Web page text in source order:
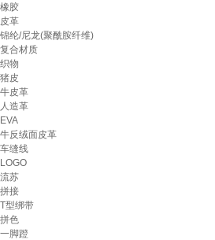
橡胶
皮革
锦纶/尼龙(聚酰胺纤维)
复合材质
织物
猪皮
牛皮革
人造革
EVA
牛反绒面皮革
车缝线
LOGO
流苏
拼接
T型绑带
拼色
一脚蹬